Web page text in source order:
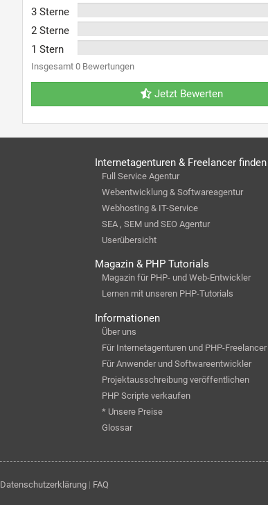
3 Sterne
2 Sterne
1 Stern
Insgesamt 0 Bewertungen
Jetzt Bewerten
Internetagenturen & Freelancer finden
Full Service Agentur
Webentwicklung & Softwareagentur
Webhosting & IT-Service
SEA , SEM und SEO Agentur
Userübersicht
Magazin & PHP Tutorials
Magazin für PHP- und Web-Entwickler
Lernen mit unseren PHP-Tutorials
Informationen
Über uns
Für Internetagenturen und PHP-Freelancer
Für Anwender und Softwareentwickler
Projektausschreibung veröffentlichen
PHP Scripte verkaufen
* Unsere Preise
Glossar
Datenschutzerklärung| FAQ